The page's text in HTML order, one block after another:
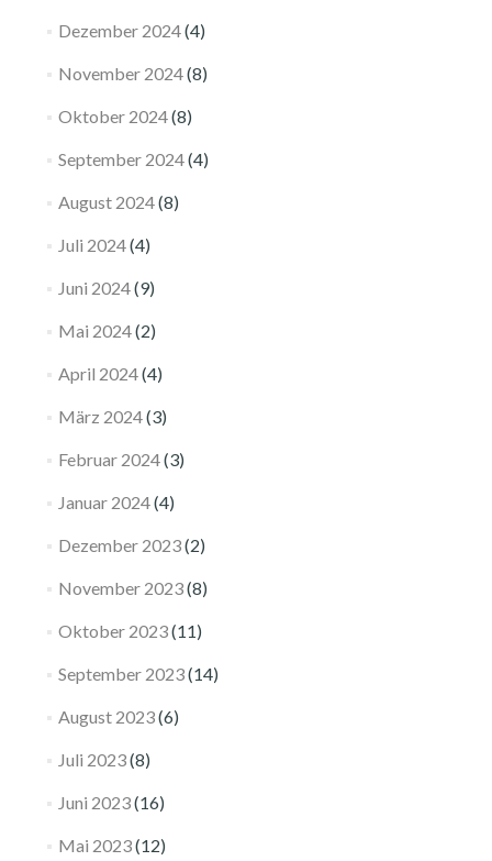
Dezember 2024(4)
November 2024(8)
Oktober 2024(8)
September 2024(4)
August 2024(8)
Juli 2024(4)
Juni 2024(9)
Mai 2024(2)
April 2024(4)
März 2024(3)
Februar 2024(3)
Januar 2024(4)
Dezember 2023(2)
November 2023(8)
Oktober 2023(11)
September 2023(14)
August 2023(6)
Juli 2023(8)
Juni 2023(16)
Mai 2023(12)